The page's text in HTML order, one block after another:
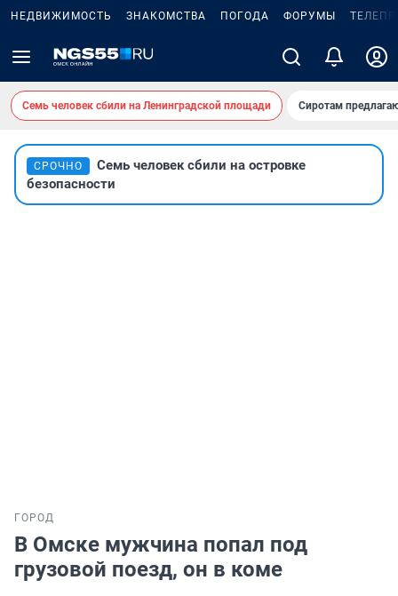
НЕДВИЖИМОСТЬ ЗНАКОМСТВА ПОГОДА ФОРУМЫ
Семь человек сбили на Ленинградской площади Сиротам
СРОЧНО
Семь человек сбили на островке
безопасности
ГОРОД
В Омске мужчина попал под
грузовой поезд, он в коме